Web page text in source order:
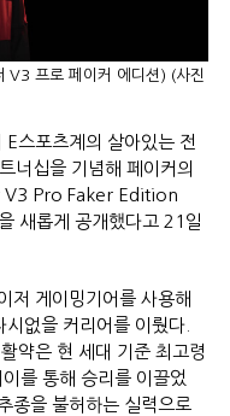
프로 페이커 에디션) (사진
스포츠계의 살아있는 전
너십을 기념해 페이커의
V3 Pro Faker Edition
새롭게 공개했다고 21일
저 게이밍기어를 사용해
없을 커리어를 이뤘다.
약은 현 세대 기준 최고령
를 통해 승리를 이끌었
종을 불허하는 실력으로